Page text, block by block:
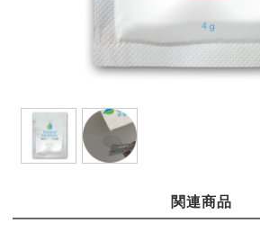
関連商品